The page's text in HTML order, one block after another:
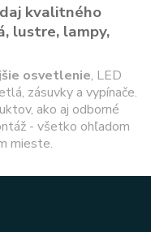
kvalitného
lustre, lampy,
osvetlenie, LED
zásuvky a vypínače.
ako aj odborné
- všetko ohľadom
mieste.